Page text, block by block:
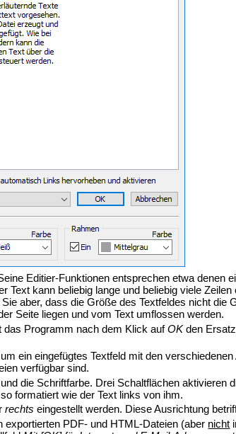
Editier-Funktionen entsprechen etwa denen
kann beliebig lange und beliebig viele Zeilen
aber, dass die Größe des Textfeldes nicht die
Seite liegen und vom Text umflossen werden.
das Programm nach dem Klick aufOKden
ein eingefügtes Textfeld mit den
verfügbar sind.
die Schriftfarbe. Drei Schaltflächen aktivieren
formatiert wie der Text links von ihm.
rechts eingestellt werden. Diese Ausrichtung
PDF- und HTML-Dateien (aber nicht